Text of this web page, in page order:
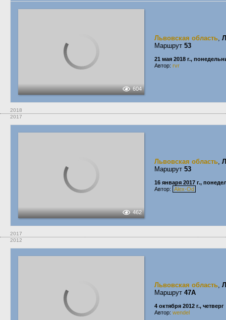
604
Львовская область,
Маршрут 53
21 мая 2018 г.,
Автор: rvr
2018
2017
462
Львовская область,
Маршрут 53
16 января 2017 г.,
Автор: Alex-Od
2017
2012
Львовская область,
Маршрут 47А
4 октября 2012 г., четверг
Автор: wendel